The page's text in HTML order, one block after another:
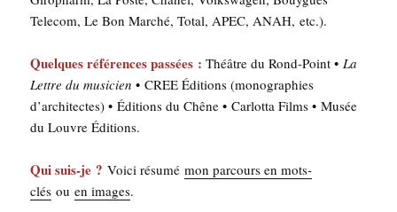
Tele­com, Le Bon Mar­ché, Total, APEC, ANAH, etc.).
Quelques réfé­rences pas­sées : Théâtre du Rond-Point •La
Lettre du musi­cien • CREE Édi­tions (mono­gra­phies
d’architectes) • Édi­tions du Chêne • Car­lot­ta Films • Musée
du Louvre Éditions.
Qui suis-je ? Voi­ci résu­mémon par­cours en mots-
clés ouen images.